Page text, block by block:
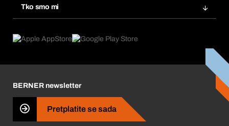
Pretplate
Tražitelji proizvoda
Tko smo mi
Što nas pokreće
Business Conduct
BERNER newsletter
Pretplatite se sada